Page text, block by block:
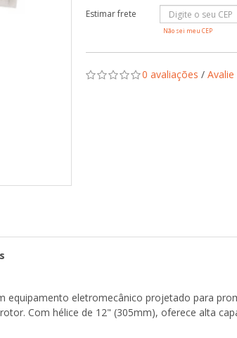
Não sei meu CEP
0 avaliações /
equipamento eletromecânico projetado para
Com hélice de 12" (305mm), oferece alta